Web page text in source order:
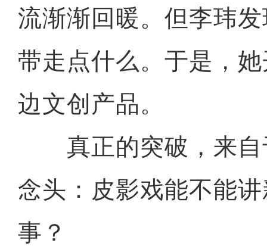
流渐渐回暖。但李玮
带走点什么。于是，
边文创产品。
真正的突破，来自
念头：皮影戏能不能
事？